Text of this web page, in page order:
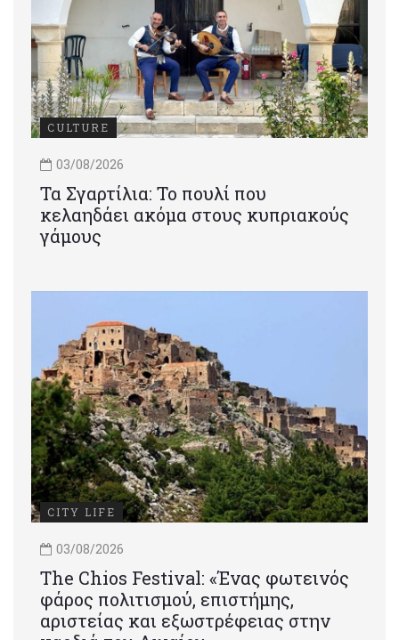
CULTURE
03/08/2026
Τα Σγαρτίλια: Το πουλί που
κελαηδάει ακόμα στους κυπριακούς
γάμους
CITY LIFE
03/08/2026
Τhe Chios Festival: «Ένας φωτεινός
φάρος πολιτισμού, επιστήμης,
αριστείας και εξωστρέφειας στην